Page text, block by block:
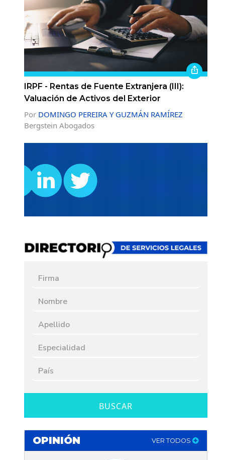
IRPF - Rentas de Fuente Extranjera (III):
Valuación de Activos del Exterior
Por DOMINGO PEREIRA Y GUZMÁN RAMÍREZ
Bergstein Abogados
BUSCAR
OPINIÓN VER TODOS